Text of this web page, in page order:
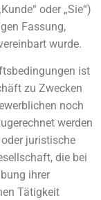
oder „Sie“)
Fassung,
wurde.
ist
zu Zwecken
noch
werden
juristische
die bei
ihrer
Tätigkeit